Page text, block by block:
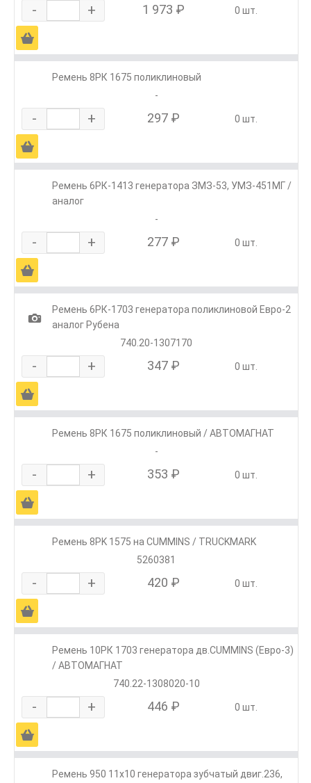
- + 1 973 ₽ 0 шт.
Ä
Ремень 8РК 1675 поликлиновый
-
- + 297 ₽ 0 шт.
Ä
Ремень 6РК-1413 генератора ЗМЗ-53, УМЗ-451МГ /
аналог
-
- + 277 ₽ 0 шт.
Ä
1
Ремень 6РК-1703 генератора поликлиновой Евро-2
аналог Рубена
740.20-1307170
- + 347 ₽ 0 шт.
Ä
Ремень 8РК 1675 поликлиновый / АВТОМАГНАТ
-
- + 353 ₽ 0 шт.
Ä
Ремень 8РK 1575 на CUMMINS / TRUCKMARK
5260381
- + 420 ₽ 0 шт.
Ä
Ремень 10РК 1703 генератора дв.CUMMINS (Евро-3)
/ АВТОМАГНАТ
740.22-1308020-10
- + 446 ₽ 0 шт.
Ä
Ремень 950 11х10 генератора зубчатый двиг.236,